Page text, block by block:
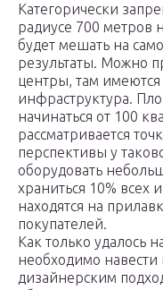
Категорически
радиусе 700 метров
будет мешать на
результаты. Можно
центры, там
инфраструктура.
начинаться от 100
рассматривается
перспективы у
оборудовать
храниться 10% всех
находятся на
покупателей.
Как только удалось
необходимо навести
дизайнерским